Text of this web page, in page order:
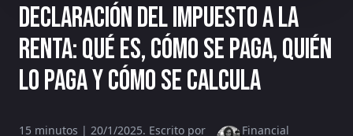
Declaración del impuesto a la
renta: qué es, cómo se paga, quién
lo paga y cómo se calcula
15 minutos | 20/1/2025. Escrito por
Financial